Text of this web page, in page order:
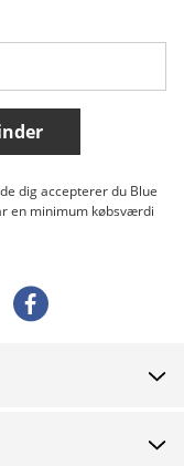
Norge
dig accepterer du Blue
en minimum købsværdi